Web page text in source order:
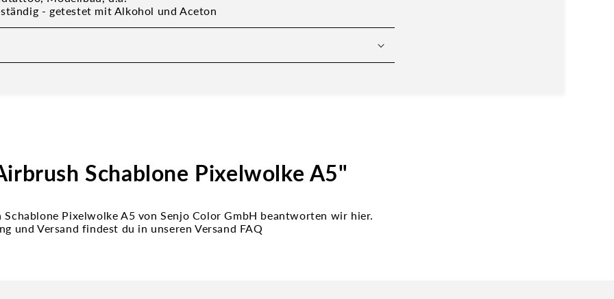
- getestet mit Alkohol und Aceton
Schablone Pixelwolke A5"
Schablone Pixelwolke A5 von Senjo Color GmbH beantworten wir hier.
und Versand findest du in unseren Versand FAQ